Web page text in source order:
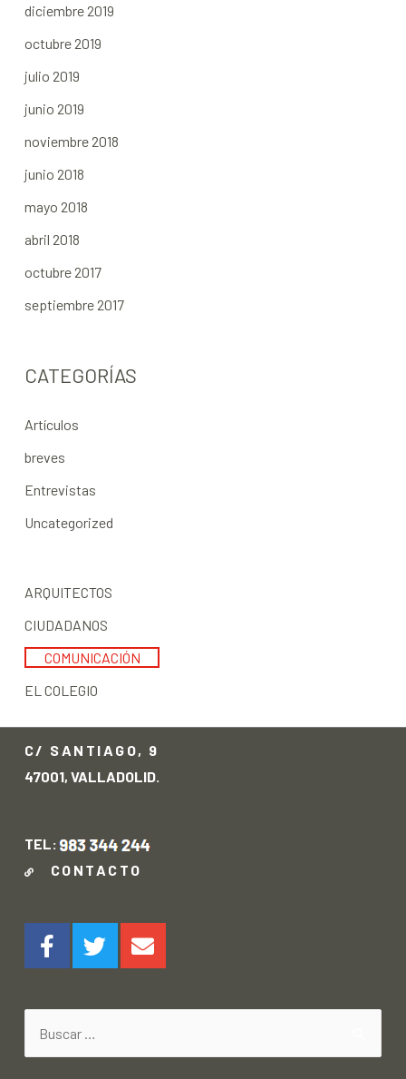
diciembre 2019
octubre 2019
julio 2019
junio 2019
noviembre 2018
junio 2018
mayo 2018
abril 2018
octubre 2017
septiembre 2017
CATEGORÍAS
Artículos
breves
Entrevistas
Uncategorized
ARQUITECTOS
CIUDADANOS
COMUNICACIÓN
EL COLEGIO
C/ SANTIAGO, 9
47001, VALLADOLID.
TEL:
CONTACTO